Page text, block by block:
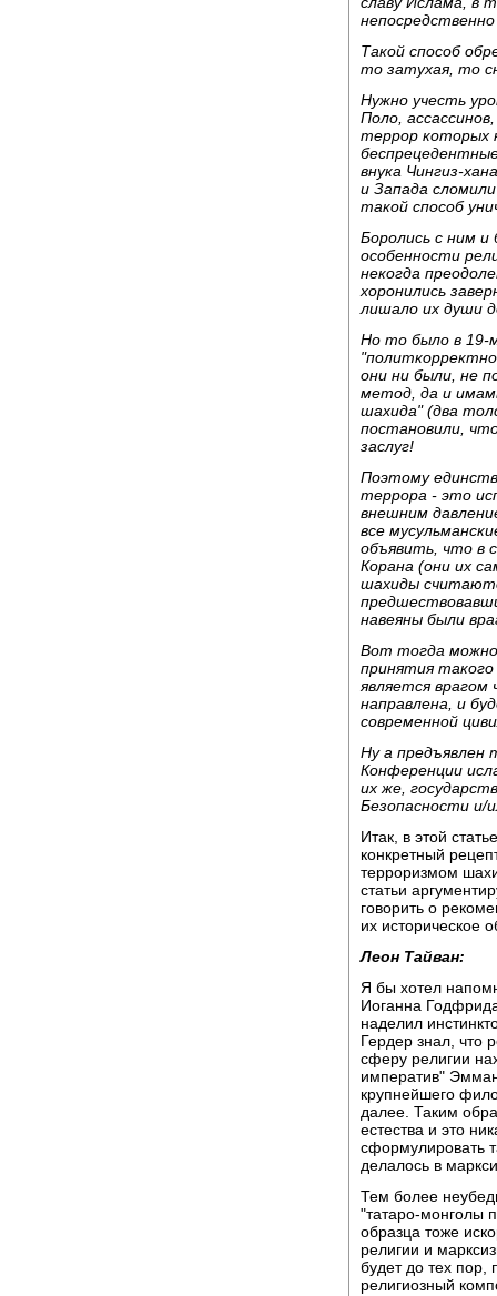
Такой способ
то затухая, то
Нужно учесть
Поло,
террор которых
внука Чингиз-
и Запада
такой способ
Боролись с ним
особенности
некогда
хоронились
лишало их души
Но то было в 19-
они ни были, не
метод, да и
шахида" (два
постановили,
заслуг!
Поэтому
террора - это
внешним
все
объявить, что в
Корана (они их
шахиды
навеяны были
Вот тогда
принятия такого
является врагом
направлена, и
современной
Ну а
Конференции
их же,
Безопасности и/
Итак, в этой
конкретный
терроризмом
статьи
говорить о
их историческое
Леон Тайван:
Я бы хотел
Иоганна
наделил
Гердер знал, что
сферу религии
императив"
крупнейшего
далее. Таким
естества и это
сформулировать
делалось в
Тем более
"татаро-монголы
образца тоже
религии и
будет до тех пор,
религиозный